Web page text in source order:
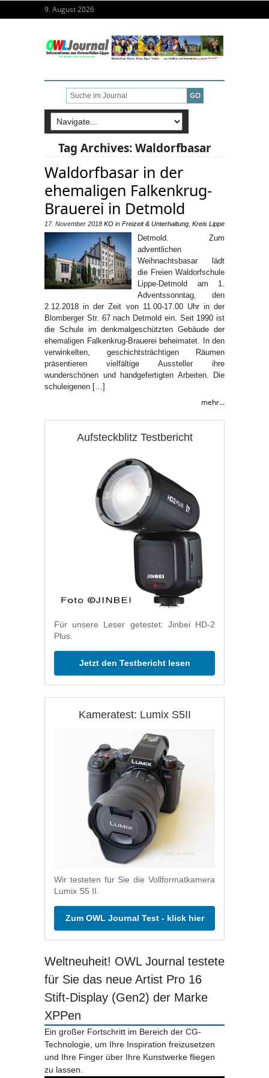
9. August 2026
Tag Archives:Waldorfbasar
Waldorfbasar in der
ehemaligen Falkenkrug-
Brauerei in Detmold
17. November 2018 KO in Freizeit & Unterhaltung Kreis Lippe
Detmold. Zum
adventlichen
Weihnachtsbasar lädt
die Freien Waldorfschule
Lippe-Detmold am 1.
Adventssonntag, den
2.12.2018 in der Zeit von 11.00-17.00 Uhr in der
Blomberger Str. 67 nach Detmold ein. Seit 1990 ist
die Schule im denkmalgeschützten Gebäude der
ehemaligen Falkenkrug-Brauerei beheimatet. In den
verwinkelten, geschichtsträchtigen Räumen
präsentieren vielfältige Aussteller ihre
wunderschönen und handgefertigten Arbeiten. Die
schuleigenen […]
mehr...
Aufsteckblitz Testbericht
Für unsere Leser getestet: Jinbei HD-2
Plus.
Jetzt den Testbericht lesen
Kameratest: Lumix S5II
Wir testeten für Sie die Vollformatkamera
Lumix S5 II.
Zum OWL Journal Test - klick hier
Weltneuheit! OWL Journal testete
für Sie das neue Artist Pro 16
Stift-Display (Gen2) der Marke
XPPen
Ein großer Fortschritt im Bereich der CG-
Technologie, um Ihre Inspiration freizusetzen
und Ihre Finger über Ihre Kunstwerke fliegen
zu lassen.